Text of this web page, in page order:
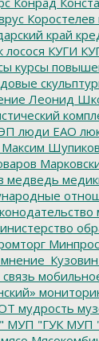
Коростелев
край
лосося КУГИ
курсы
Леонид
люди ЕАО
Максим Шупиков
медведь
мнение_Кузовин
мудрость
МУП "ГУК МУП